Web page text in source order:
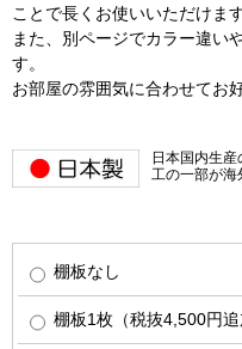
ことで長くお使いいただけます
また、別ページでカラー違い
す。
お部屋の雰囲気に合わせてお
日本国内生
工の一部が海
棚板なし
棚板1枚（税抜4,500円追